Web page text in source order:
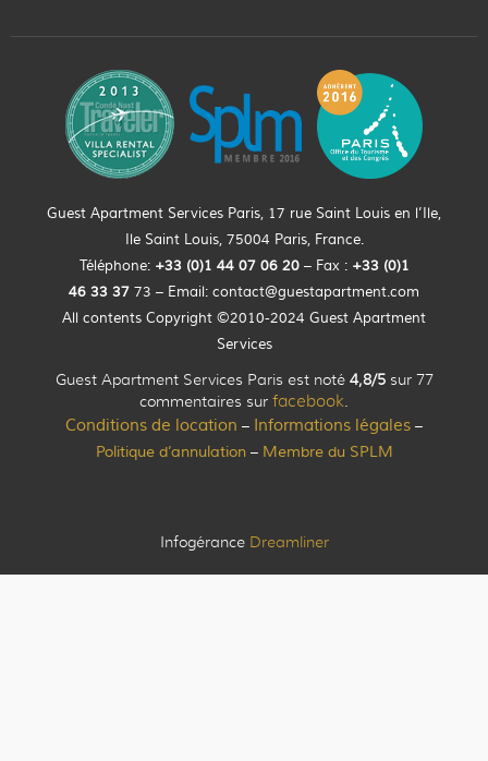
Guest Apartment Services Paris, 17 rue Saint Louis en l’Ile,
Ile Saint Louis, 75004 Paris, France.
Téléphone: +33 (0)1 4407 06 20– Fax : +33(0)1
46 33 37 73 – Email: contact@guestapartment.com
All contents Copyright ©2010-2024 Guest Apartment
Services
Guest Apartment Services Paris est noté 4,8/5sur 77
commentaires sur facebook.
Conditions de location – Informations légales –
Politique d’annulation– Membre du SPLM
Infogérance Dreamliner